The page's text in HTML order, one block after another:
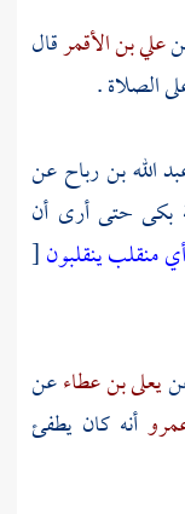
علي بن الأقمرقال
الصلاة .
الله بن رباحعن
بكى حتى أرى أن
منقلب ينقلبون[
يعلى بن عطاءعن
أنه كان يطفئ